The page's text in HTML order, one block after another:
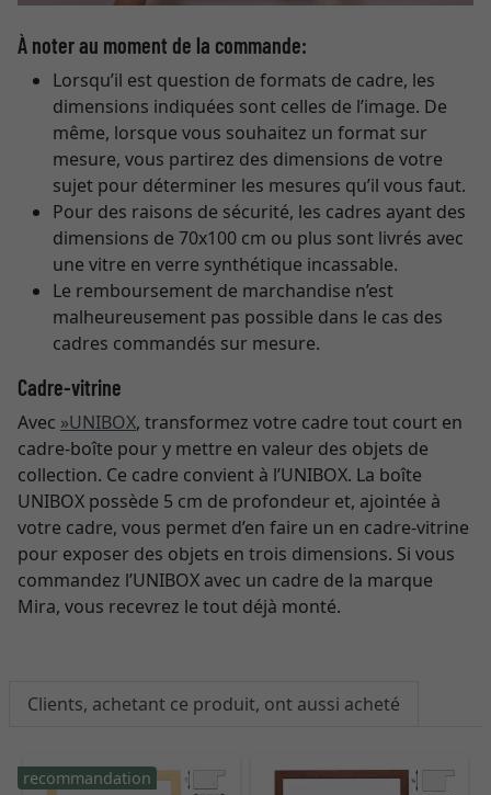
À noter au moment de la commande:
Lorsqu’il est question de formats de cadre, les
dimensions indiquées sont celles de l’image. De
même, lorsque vous souhaitez un format sur
mesure, vous partirez des dimensions de votre
sujet pour déterminer les mesures qu’il vous faut.
Pour des raisons de sécurité, les cadres ayant des
dimensions de 70x100 cm ou plus sont livrés avec
une vitre en verre synthétique incassable.
Le remboursement de marchandise n’est
malheureusement pas possible dans le cas des
cadres commandés sur mesure.
Cadre-vitrine
Avec »UNIBOX, transformez votre cadre tout court en
cadre-boîte pour y mettre en valeur des objets de
collection. Ce cadre convient à l’UNIBOX. La boîte
UNIBOX possède 5 cm de profondeur et, ajointée à
votre cadre, vous permet d’en faire un en cadre-vitrine
pour exposer des objets en trois dimensions. Si vous
commandez l’UNIBOX avec un cadre de la marque
Mira, vous recevrez le tout déjà monté.
Clients, achetant ce produit, ont aussi acheté
recommandation